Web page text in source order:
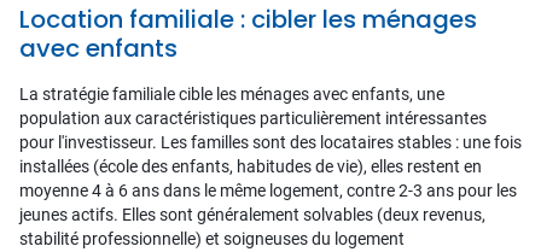
Location familiale : cibler les ménages
avec enfants
La stratégie familiale cible les ménages avec enfants, une
population aux caractéristiques particulièrement intéressantes
pour l'investisseur. Les familles sont des locataires stables : une fois
installées (école des enfants, habitudes de vie), elles restent en
moyenne 4 à 6 ans dans le même logement, contre 2-3 ans pour les
jeunes actifs. Elles sont généralement solvables (deux revenus,
stabilité professionnelle) et soigneuses du logement